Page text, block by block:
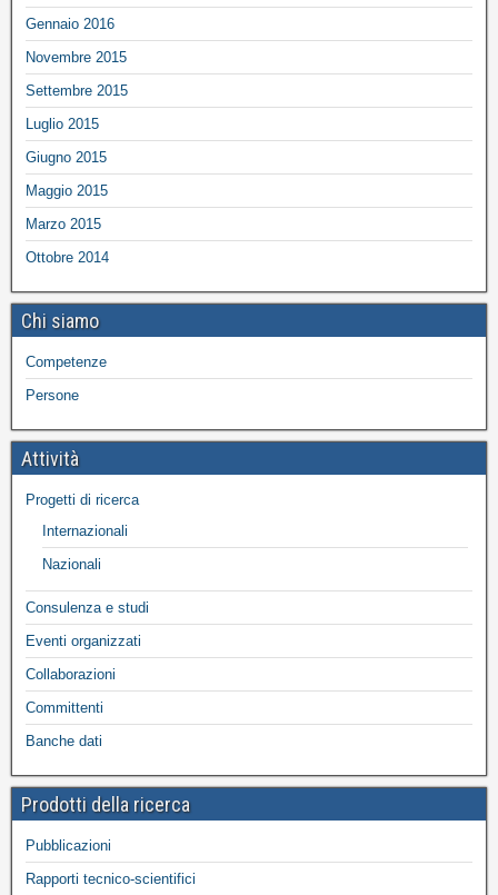
Gennaio 2016
Novembre 2015
Settembre 2015
Luglio 2015
Giugno 2015
Maggio 2015
Marzo 2015
Ottobre 2014
Chi siamo
Competenze
Persone
Attività
Progetti di ricerca
Internazionali
Nazionali
Consulenza e studi
Eventi organizzati
Collaborazioni
Committenti
Banche dati
Prodotti della ricerca
Pubblicazioni
Rapporti tecnico-scientifici